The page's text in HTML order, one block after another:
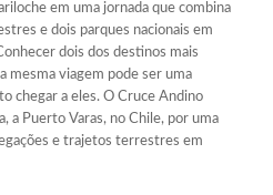
em uma jornada que combina
e dois parques nacionais em
dois dos destinos mais
mesma viagem pode ser uma
chegar a eles. O Cruce Andino
a Puerto Varas, no Chile, por uma
e trajetos terrestres em